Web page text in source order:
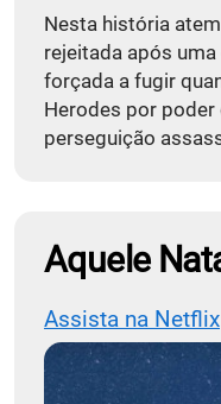
Nesta história
rejeitada após
forçada a fugir
Herodes por poder
perseguição
Aquele
Assista na Netflix